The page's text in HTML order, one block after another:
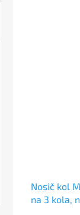
Nosič kol
na 3 kola,